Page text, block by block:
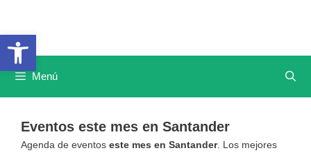
Abrir barra de herramientas
contenido
Menú
Eventos este mes en Santander
Agenda de eventos este mes en Santander. Los mejores